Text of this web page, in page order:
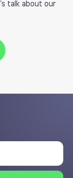
talk about our